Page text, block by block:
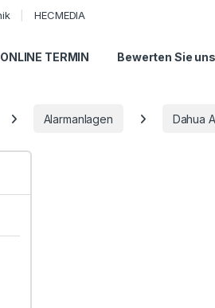
HECMEDIA
ONLINE TERMIN Bewerten Sie
Alarmanlagen Dahua